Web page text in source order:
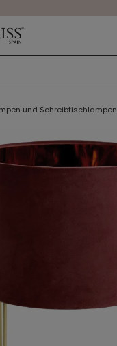
und Schreibtischlampen